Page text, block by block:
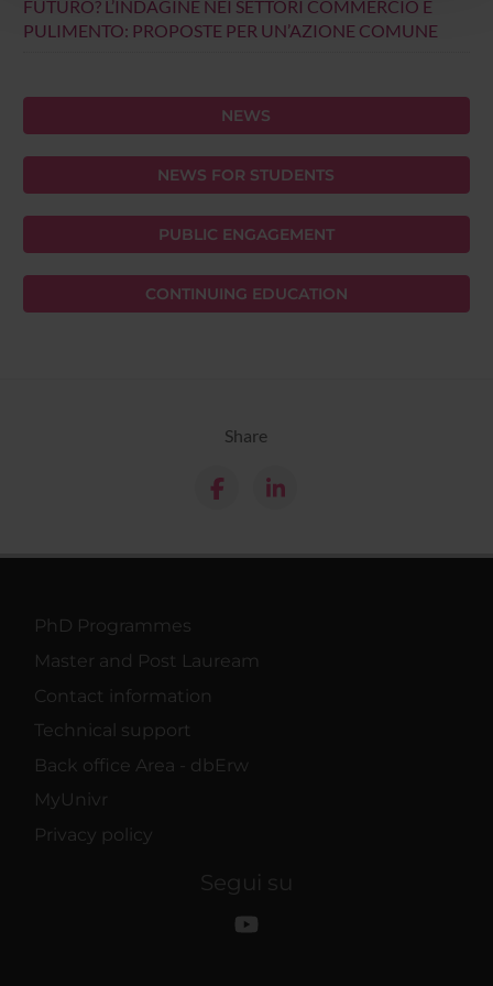
con altre informazioni che hai fornito loro o che hanno
raccolto dal tuo utilizzo dei loro servizi.
FUTURO? L’INDAGINE NEI SETTORI COMMERCIO E
PULIMENTO: PROPOSTE PER UN’AZIONE COMUNE
NEWS
NEWS FOR STUDENTS
PUBLIC ENGAGEMENT
CONTINUING EDUCATION
Share
PhD Programmes
Master and Post Lauream
Contact information
Technical support
Back office Area - dbErw
MyUnivr
Privacy policy
Segui su